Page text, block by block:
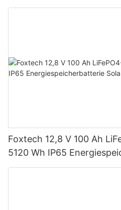
IP65 Energiespeicher
Foxtech 12,8 V 100 Ah
5120 Wh IP65
Heimsysteme